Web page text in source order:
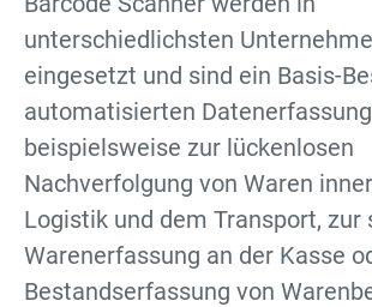
unterschiedlichsten
eingesetzt und sind ein Basis-
automatisierten
beispielsweise zur lückenlosen
Nachverfolgung von Waren
Logistik und dem Transport, zur
Warenerfassung an der Kasse
Bestandserfassung von